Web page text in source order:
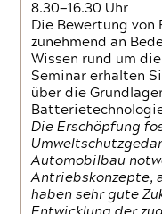
8.30—16.30 Uhr
Die Bewertung
zunehmend an
Wissen rund um
Seminar erhalten
über die
Die Erschöpfung
Automobilbau
Antriebskonzepte,
haben sehr gute